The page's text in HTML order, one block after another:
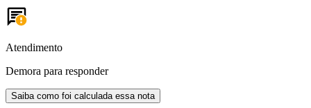
Atendimento
Demora para responder
Saiba como foi calculada essa nota